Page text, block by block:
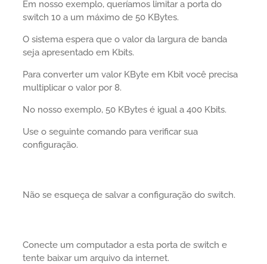
Em nosso exemplo, queríamos limitar a porta do
switch 10 a um máximo de 50 KBytes.
O sistema espera que o valor da largura de banda
seja apresentado em Kbits.
Para converter um valor KByte em Kbit você precisa
multiplicar o valor por 8.
No nosso exemplo, 50 KBytes é igual a 400 Kbits.
Use o seguinte comando para verificar sua
configuração.
Não se esqueça de salvar a configuração do switch.
Conecte um computador a esta porta de switch e
tente baixar um arquivo da internet.